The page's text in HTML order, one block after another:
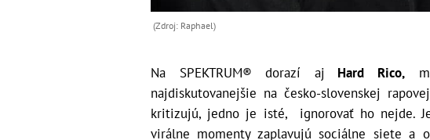
(Zdroj: Raphael)
Na SPEKTRUM® dorazí aj Hard Rico,
najdiskutovanejšie na česko-slovenskej
kritizujú, jedno je isté, ignorovať ho nejde.
virálne momenty zaplavujú sociálne siete a